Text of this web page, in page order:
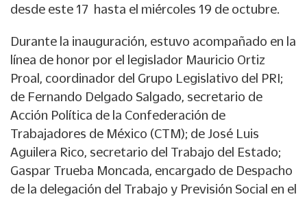
desde este 17 hasta el miércoles 19 de octubre.
Durante la inauguración, estuvo acompañado en la
línea de honor por el legislador Mauricio Ortiz
Proal, coordinador del Grupo Legislativo del PRI;
de Fernando Delgado Salgado, secretario de
Acción Política de la Confederación de
Trabajadores de México (CTM); de José Luis
Aguilera Rico, secretario del Trabajo del Estado;
Gaspar Trueba Moncada, encargado de Despacho
de la delegación del Trabajo y Previsión Social en el